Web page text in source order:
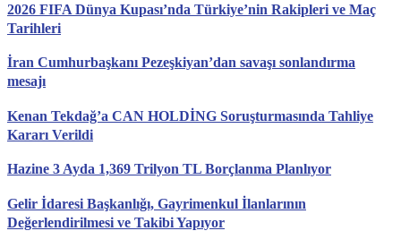
2026 FIFA Dünya Kupası’nda Türkiye’nin Rakipleri ve Maç
Tarihleri
İran Cumhurbaşkanı Pezeşkiyan’dan savaşı sonlandırma
mesajı
Kenan Tekdağ’a CAN HOLDİNG Soruşturmasında Tahliye
Kararı Verildi
Hazine 3 Ayda 1,369 Trilyon TL Borçlanma Planlıyor
Gelir İdaresi Başkanlığı, Gayrimenkul İlanlarının
Değerlendirilmesi ve Takibi Yapıyor